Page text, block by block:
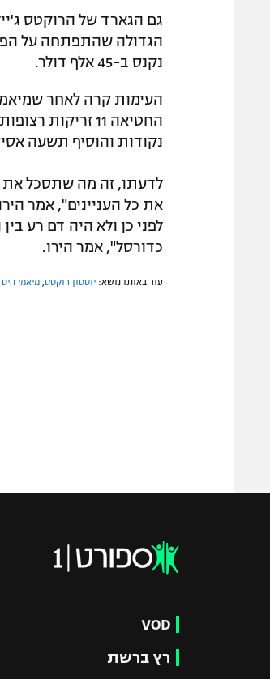
גם הגארד של הרוקטס
הגדולה שהתפתחה על
נקנס ב-45 אלף דולר.
נקודות והוסיף תשעה
לדעתו, זה מה שתסכל את
את כל העניינים", אמר
לפני כן ולא היה דם רע
כדורסל", אמר הירו.
עוד באותו נושא: יוסטון רוקטס מיאמי היט
VOD
רץ ברשת